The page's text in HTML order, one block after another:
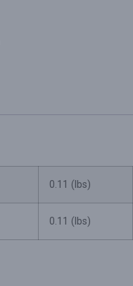
0.11 ( lbs)
0.11 ( lbs)